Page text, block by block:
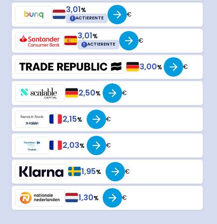
3,01%
! ACTIERENTE €
3,01%
! ACTIERENTE €
3,00% €
2,50% €
2,15% €
2,03% €
1,95% €
1,30% €